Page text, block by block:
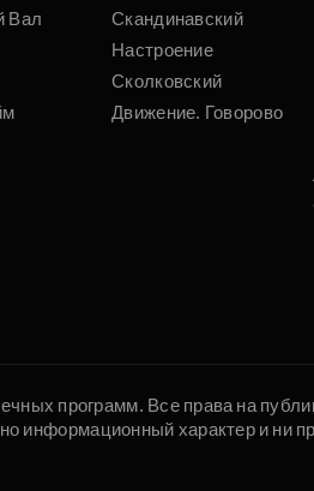
Вал
Скандинавский
Настроение
Сколковский
Движение. Говорово
программ. Все права на
информационный характер и ни